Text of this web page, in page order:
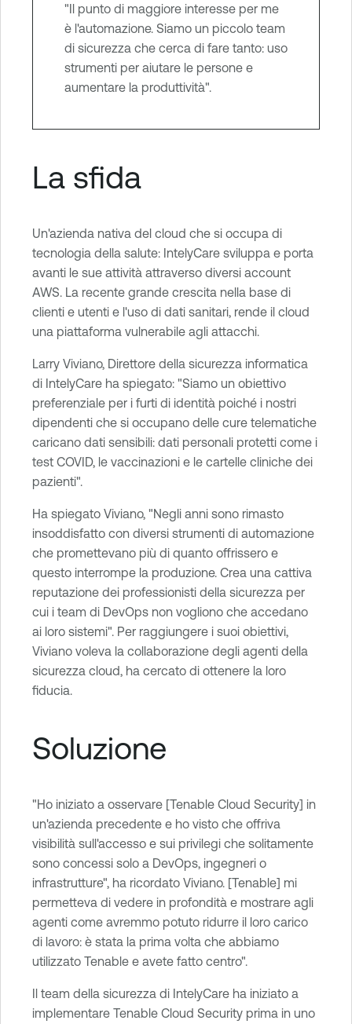
"Il punto di maggiore interesse per me
è l'automazione. Siamo un piccolo team
di sicurezza che cerca di fare tanto: uso
strumenti per aiutare le persone e
aumentare la produttività".
La sfida
Un'azienda nativa del cloud che si occupa di
tecnologia della salute: IntelyCare sviluppa e porta
avanti le sue attività attraverso diversi account
AWS. La recente grande crescita nella base di
clienti e utenti e l'uso di dati sanitari, rende il cloud
una piattaforma vulnerabile agli attacchi.
Larry Viviano, Direttore della sicurezza informatica
di IntelyCare ha spiegato: "Siamo un obiettivo
preferenziale per i furti di identità poiché i nostri
dipendenti che si occupano delle cure telematiche
caricano dati sensibili: dati personali protetti come i
test COVID, le vaccinazioni e le cartelle cliniche dei
pazienti".
Ha spiegato Viviano, "Negli anni sono rimasto
insoddisfatto con diversi strumenti di automazione
che promettevano più di quanto offrissero e
questo interrompe la produzione. Crea una cattiva
reputazione dei professionisti della sicurezza per
cui i team di DevOps non vogliono che accedano
ai loro sistemi". Per raggiungere i suoi obiettivi,
Viviano voleva la collaborazione degli agenti della
sicurezza cloud, ha cercato di ottenere la loro
fiducia.
Soluzione
"Ho iniziato a osservare [Tenable Cloud Security] in
un'azienda precedente e ho visto che offriva
visibilità sull'accesso e sui privilegi che solitamente
sono concessi solo a DevOps, ingegneri o
infrastrutture", ha ricordato Viviano. [Tenable] mi
permetteva di vedere in profondità e mostrare agli
agenti come avremmo potuto ridurre il loro carico
di lavoro: è stata la prima volta che abbiamo
utilizzato Tenable e avete fatto centro".
Il team della sicurezza di IntelyCare ha iniziato a
implementare Tenable Cloud Security prima in uno